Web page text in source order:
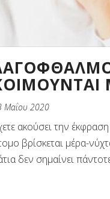
Μαΐου 2020
ακούσει την
βρίσκεται μέρα-
δεν σημαίνει